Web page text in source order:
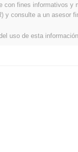
con el
relación con el impulso
con fines informativos y
y consulte a un asesor
uso de esta información.